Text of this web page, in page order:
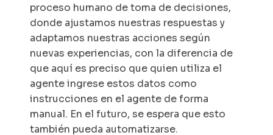
proceso humano de toma de decisiones,
donde ajustamos nuestras respuestas y
adaptamos nuestras acciones según
nuevas experiencias, con la diferencia de
que aquí es preciso que quien utiliza el
agente ingrese estos datos como
instrucciones en el agente de forma
manual. En el futuro, se espera que esto
también pueda automatizarse.